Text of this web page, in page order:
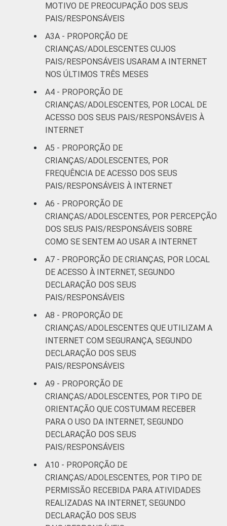
De 15 a 17
anos
RENDA
FAMILIAR
Até 1 SM 8
Mais de 1
Mais de 2
SM até 3 SM
11 87
Mais de 3
SM
CLASSE
AB 18
DE 7
¹Base: 2 105 usuários de Internet de 9 a 17
anos. Dados coletados entre outubro de
2014 e fevereiro de 2015.
Fonte: NIC.br - out 2013 / abr 2014
MOTIVO DE PREOCUPAÇÃO DOS SEUS
PAIS/RESPONSÁVEIS
A3A - PROPORÇÃO DE
CRIANÇAS/ADOLESCENTES CUJOS
PAIS/RESPONSÁVEIS USARAM A INTERNET
NOS ÚLTIMOS TRÊS MESES
A4 - PROPORÇÃO DE
CRIANÇAS/ADOLESCENTES, POR LOCAL DE
ACESSO DOS SEUS PAIS/RESPONSÁVEIS À
INTERNET
A5 - PROPORÇÃO DE
CRIANÇAS/ADOLESCENTES, POR
FREQUÊNCIA DE ACESSO DOS SEUS
PAIS/RESPONSÁVEIS À INTERNET
A6 - PROPORÇÃO DE
CRIANÇAS/ADOLESCENTES, POR PERCEPÇÃO
DOS SEUS PAIS/RESPONSÁVEIS SOBRE
COMO SE SENTEM AO USAR A INTERNET
A7 - PROPORÇÃO DE CRIANÇAS, POR LOCAL
DE ACESSO À INTERNET, SEGUNDO
DECLARAÇÃO DOS SEUS
PAIS/RESPONSÁVEIS
A8 - PROPORÇÃO DE
CRIANÇAS/ADOLESCENTES QUE UTILIZAM A
INTERNET COM SEGURANÇA, SEGUNDO
DECLARAÇÃO DOS SEUS
PAIS/RESPONSÁVEIS
A9 - PROPORÇÃO DE
CRIANÇAS/ADOLESCENTES, POR TIPO DE
ORIENTAÇÃO QUE COSTUMAM RECEBER
PARA O USO DA INTERNET, SEGUNDO
DECLARAÇÃO DOS SEUS
PAIS/RESPONSÁVEIS
A10 - PROPORÇÃO DE
CRIANÇAS/ADOLESCENTES, POR TIPO DE
PERMISSÃO RECEBIDA PARA ATIVIDADES
REALIZADAS NA INTERNET, SEGUNDO
DECLARAÇÃO DOS SEUS